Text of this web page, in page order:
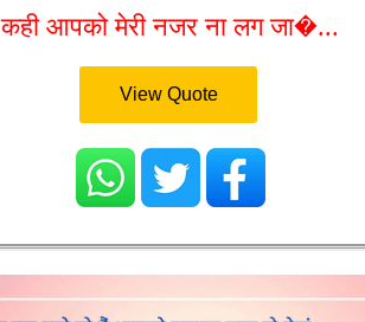
कही आपको मेरी नजर ना लग जा�...
View Quote